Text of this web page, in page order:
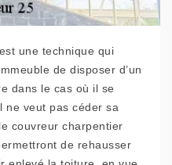
une technique qui
de disposer d’un
dans le cas où il se
ne veut pas céder sa
couvreur charpentier
de rehausser